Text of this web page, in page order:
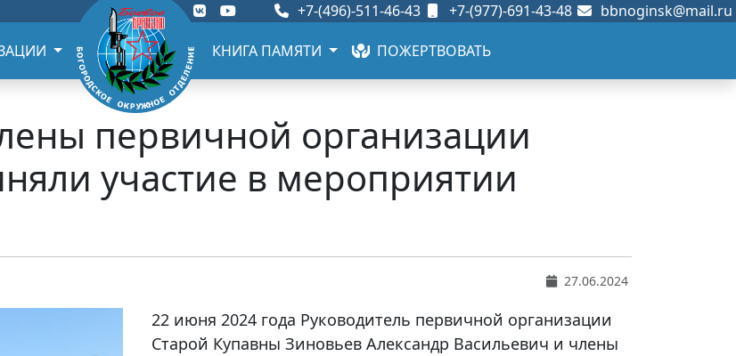
+7-(496)-511-46-43 +7-(977)-691-43-48 bbnoginsk@mail.ru
КНИГА ПАМЯТИ ПОЖЕРТВОВАТЬ
первичной организации
участие в мероприятии
27.06.2024
22 июня 2024 года Руководитель первичной организации
Старой Купавны Зиновьев Александр Васильевич и члены